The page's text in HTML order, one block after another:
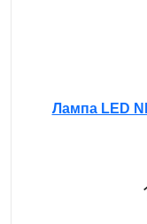
Лампа LED